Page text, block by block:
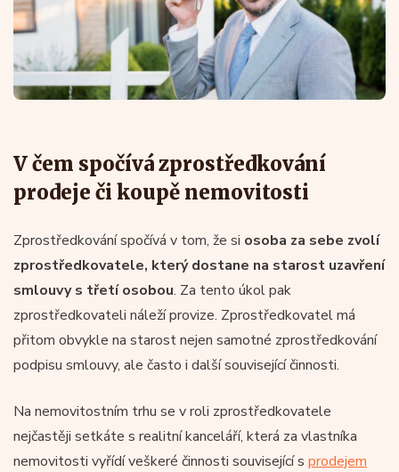
V čem spočívá zprostředkování
prodeje či koupě nemovitosti
Zprostředkování spočívá v tom, že si osoba za sebe zvolí
zprostředkovatele, který dostane na starost uzavření
smlouvy s třetí osobou. Za tento úkol pak
zprostředkovateli náleží provize. Zprostředkovatel má
přitom obvykle na starost nejen samotné zprostředkování
podpisu smlouvy, ale často i další související činnosti.
Na nemovitostním trhu se v roli zprostředkovatele
nejčastěji setkáte s realitní kanceláří, která za vlastníka
nemovitosti vyřídí veškeré činnosti související s prodejem